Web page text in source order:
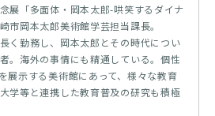
展「多面体・岡本太郎-哄笑するダイナ
市岡本太郎美術館学芸担当課長。
く勤務し、岡本太郎とその時代につい
。海外の事情にも精通している。個性
展示する美術館にあって、様々な教育
学等と連携した教育普及の研究も積極